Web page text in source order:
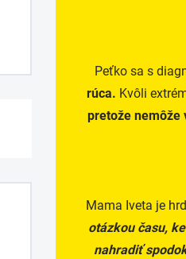
Peťko sa s
rúca. Kvôli
pretože nemôže
Mama Iveta je
otázkou času,
nahradiť